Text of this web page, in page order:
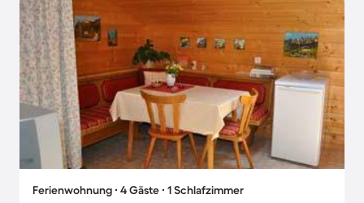
Ferienwohnung ∙ 4 Gäste ∙ 1 Schlafzimmer